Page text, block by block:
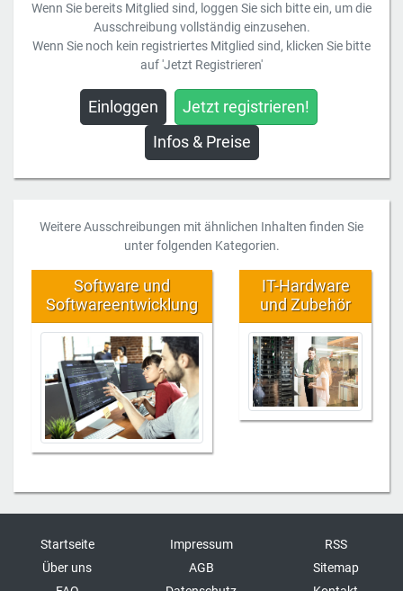
Wenn Sie bereits Mitglied sind, loggen Sie sich bitte ein, um die
Ausschreibung vollständig einzusehen.
Wenn Sie noch kein registriertes Mitglied sind, klicken Sie bitte
auf 'Jetzt Registrieren'
Einloggen
Jetzt registrieren!
Infos & Preise
Weitere Ausschreibungen mit ähnlichen Inhalten finden Sie
unter folgenden Kategorien.
Software und
Softwareentwicklung
IT-Hardware
und Zubehör
Startseite
Über uns
Impressum
AGB
RSS
Sitemap